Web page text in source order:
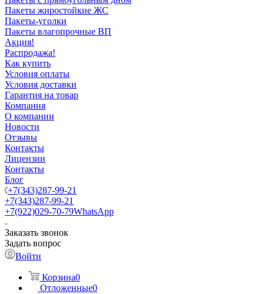
Пакеты жиростойкие ЖС
Пакеты-уголки
Пакеты влагопрочные ВП
Акция!
Распродажа!
Как купить
Условия оплаты
Условия доставки
Гарантия на товар
Компания
О компании
Новости
Отзывы
Контакты
Лицензии
Контакты
Блог
+7(343)287-99-21
+7(343)287-99-21
+7(922)029-70-79WhatsApp
Заказать звонок
Задать вопрос
Войти
Корзина0
Отложенные0